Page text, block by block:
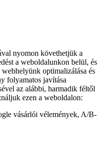
nyomon követhetjük a
a weboldalunkon belül, és
optimalizálása és
folyamatos javítása
az alábbi, harmadik féltől
ezen a weboldalon:
vásárlói vélemények, A/B-